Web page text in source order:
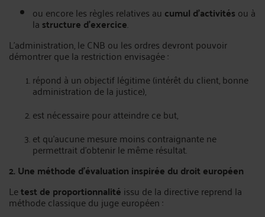
ou encore les règles relatives au cumul d’activités ou à
la structure d’exercice.
L’administration, le CNB ou les ordres devront pouvoir
démontrer que la restriction envisagée :
répond à un objectif légitime (intérêt du client, bonne
administration de la justice),
est nécessaire pour atteindre ce but,
et qu’aucune mesure moins contraignante ne
permettrait d’obtenir le même résultat.
2. Une méthode d’évaluation inspirée du droit européen
Letest de proportionnalité issu de la directive reprend la
méthode classique du juge européen :